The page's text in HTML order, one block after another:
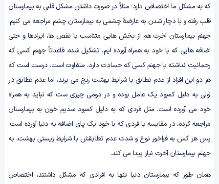
که به مشکل ما اختصاص دارد؛ مثلاً در صورت داشتن مشکل قلبی به بیمارستان
قلب رفته و با دچار شدن به عارضۀ چشمی به بیمارستان چشم مراجعه می‌ کنیم.
جهنم بیمارستان آخرت هم از بخش‌ هایی متناسب با نقص‌ ها، ایرادها و حتی
اضافه‌ هایی که با خود به همراه آورده‌ ایم، تشکیل شده. قاعدتاً جهنم کسی‌ که‌
رحمانیت نداشته با جهنم کسی‌ که حسادت دارد، متفاوت است. درست است که
هر دو این افراد از عدم تطابق با شرایط بهشت رنج می‌ برند، اما عدم تطابق در
اولی به دلیل کمبود یک عامل بوده و در دومی چیزی‌ ست که نباید به همراه
خود می‌ آورده است. مثل فردی که به دلیل کمبود سدیم خون به بیمارستان
مراجعه کرده، در مقایسه با فردی که با خود یک پای اضافه به دنیا آورده است.
پس هر کس به فراخور نوع و شدت عدم تطابقش با شرایط زیستی بهشت، به
جهنم بیمارستان آخرت نیاز پیدا می‌ کند.
همان‌ طور که بیمارستان دنیا تنها به افرادی که مشکل داشتند، اختصاص